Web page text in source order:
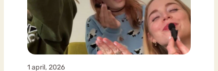
1 april, 2026